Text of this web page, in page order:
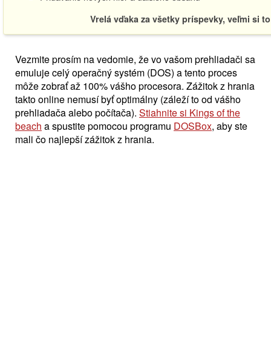
Vrelá vďaka za všetky príspevky, veľmi si
Vezmite prosím na vedomie, že vo vašom prehliadači sa
emuluje celý operačný systém (DOS) a tento proces
môže zobrať až 100% vášho procesora. Zážitok z hrania
takto online nemusí byť optimálny (záleží to od vášho
prehliadača alebo počítača). Stiahnite si Kings of the
beach a spustite pomocou programu DOSBox, aby ste
mali čo najlepší zážitok z hrania.